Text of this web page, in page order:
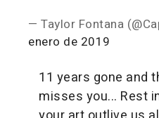
— Taylor Fontana
enero de 2019
11 years gone and
misses you... Rest